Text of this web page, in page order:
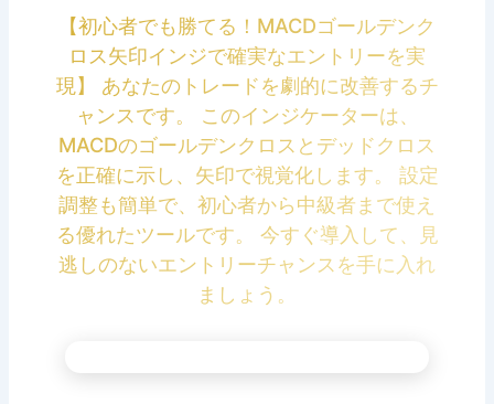
【初心者でも勝てる！MACDゴールデンク
ロス矢印インジで確実なエントリーを実
現】 あなたのトレードを劇的に改善するチ
ャンスです。 このインジケーターは、
MACDのゴールデンクロスとデッドクロス
を正確に示し、矢印で視覚化します。 設定
調整も簡単で、初心者から中級者まで使え
る優れたツールです。 今すぐ導入して、見
逃しのないエントリーチャンスを手に入れ
ましょう。